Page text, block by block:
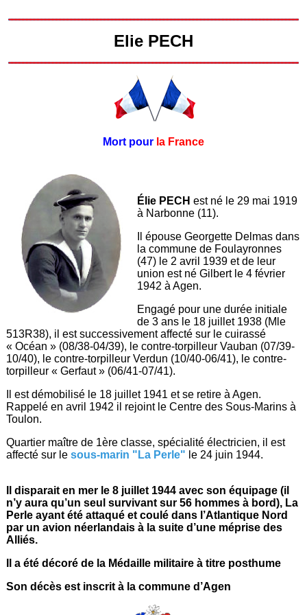
Elie PECH
Mort pour la France
Élie PECH est né le 29 mai 1919
à Narbonne (11).
Il épouse Georgette Delmas dans
la commune de Foulayronnes
(47) le 2 avril 1939 et de leur
union est né Gilbert le 4 février
1942 à Agen.
Engagé pour une durée initiale
de 3 ans le 18 juillet 1938 (Mle
513R38), il est successivement affecté sur le cuirassé
« Océan » (08/38-04/39), le contre-torpilleur Vauban (07/39-
10/40), le contre-torpilleur Verdun (10/40-06/41), le contre-
torpilleur « Gerfaut » (06/41-07/41).
Il est démobilisé le 18 juillet 1941 et se retire à Agen.
Rappelé en avril 1942 il rejoint le Centre des Sous-Marins à
Toulon.
Quartier maître de 1ère classe, spécialité électricien, il est
affecté sur le sous-marin "La Perle" le 24 juin 1944.
Il disparait en mer le 8 juillet 1944 avec son équipage (il
n’y aura qu’un seul survivant sur 56 hommes à bord), La
Perle ayant été attaqué et coulé dans l’Atlantique Nord
par un avion néerlandais à la suite d’une méprise des
Alliés.
Il a été décoré de la Médaille militaire à titre posthume
Son décès est inscrit à la commune d’Agen